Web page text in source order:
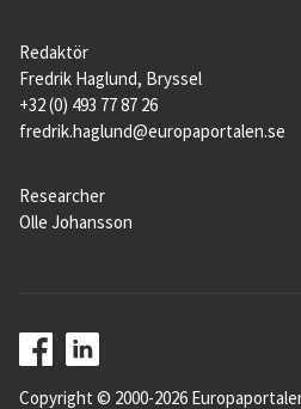
Redaktör
Fredrik Haglund, Bryssel
+32 (0) 493 77 87 26
fredrik.haglund@europaportalen.se
Researcher
Olle Johansson
Copyright © 2000-2026